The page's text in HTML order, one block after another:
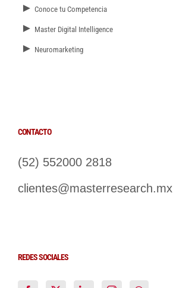
► Conoce tu Competencia
► Master Digital Intelligence
► Neuromarketing
CONTACTO
(52) 552000 2818
clientes@masterresearch.mx
REDES SOCIALES